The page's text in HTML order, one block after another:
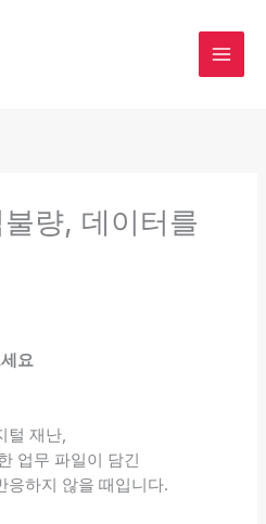
량, 데이터를
요
털 재난,
업무 파일이 담긴
응하지 않을 때입니다.